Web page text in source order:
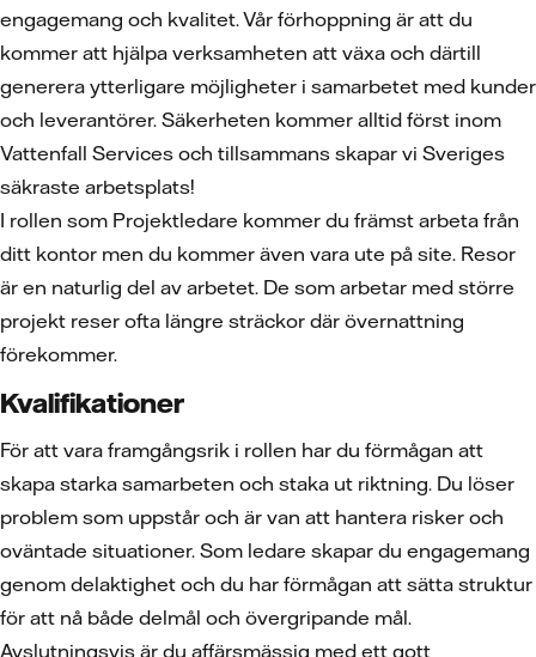
engagemang och kvalitet. Vår förhoppning är att du
kommer att hjälpa verksamheten att växa och därtill
generera ytterligare möjligheter i samarbetet med kunder
och leverantörer. Säkerheten kommer alltid först inom
Vattenfall Services och tillsammans skapar vi Sveriges
säkraste arbetsplats!
I rollen som Projektledare kommer du främst arbeta från
ditt kontor men du kommer även vara ute på site. Resor
är en naturlig del av arbetet. De som arbetar med större
projekt reser ofta längre sträckor där övernattning
förekommer.
Kvalifikationer
För att vara framgångsrik i rollen har du förmågan att
skapa starka samarbeten och staka ut riktning. Du löser
problem som uppstår och är van att hantera risker och
oväntade situationer. Som ledare skapar du engagemang
genom delaktighet och du har förmågan att sätta struktur
för att nå både delmål och övergripande mål.
Avslutningsvis är du affärsmässig med ett gott